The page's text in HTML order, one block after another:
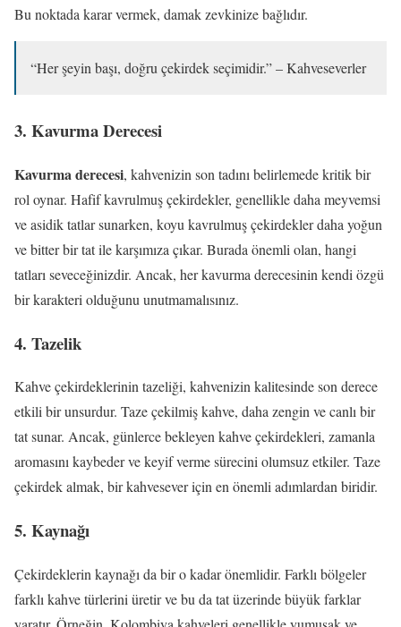
Bu noktada karar vermek, damak zevkinize bağlıdır.
“Her şeyin başı, doğru çekirdek seçimidir.” – Kahveseverler
3. Kavurma Derecesi
Kavurma derecesi, kahvenizin son tadını belirlemede kritik bir
rol oynar. Hafif kavrulmuş çekirdekler, genellikle daha meyvemsi
ve asidik tatlar sunarken, koyu kavrulmuş çekirdekler daha yoğun
ve bitter bir tat ile karşımıza çıkar. Burada önemli olan, hangi
tatları seveceğinizdir. Ancak, her kavurma derecesinin kendi özgü
bir karakteri olduğunu unutmamalısınız.
4. Tazelik
Kahve çekirdeklerinin tazeliği, kahvenizin kalitesinde son derece
etkili bir unsurdur. Taze çekilmiş kahve, daha zengin ve canlı bir
tat sunar. Ancak, günlerce bekleyen kahve çekirdekleri, zamanla
aromasını kaybeder ve keyif verme sürecini olumsuz etkiler. Taze
çekirdek almak, bir kahvesever için en önemli adımlardan biridir.
5. Kaynağı
Çekirdeklerin kaynağı da bir o kadar önemlidir. Farklı bölgeler
farklı kahve türlerini üretir ve bu da tat üzerinde büyük farklar